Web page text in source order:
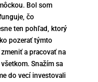
Bol som
čo
ten pohľad, ktorý
pozerať týmto
a pracovať na
Snažím sa
do vecí investovali